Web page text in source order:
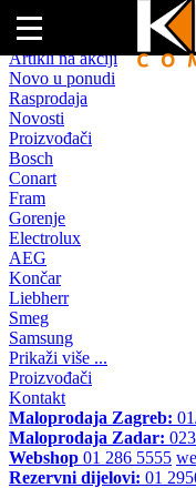
Naslovna
Artikli na akciji
Novo u ponudi
Rasprodaja
Novosti
Proizvođači
Bosch
Conart
Fram
Gorenje
Electrolux
AEG
Končar
Liebherr
Smeg
Samsung
Prikaži više ...
Proizvođači
Kontakt
Maloprodaja Zagreb:
Maloprodaja Zadar:
Webshop 01 286 5555
Rezervni dijelovi: 01